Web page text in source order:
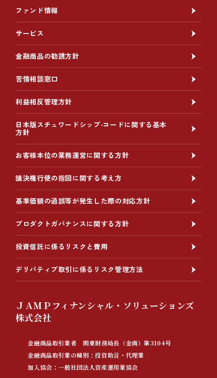
ファンド情報
サービス
金融商品の勧誘方針
苦情相談窓口
利益相反管理方針
日本版スチュワードシップ‧コードに関する基本
方針
お客様本位の業務運営に関する方針
議決権行使の指図に関する考え方
基準価額の過誤等が発生した際の対応方針
プロダクトガバナンスに関する方針
投資信託に係るリスクと費用
デリバティブ取引に係るリスク管理方法
ＪＡＭＰフィナンシャル・ソリューションズ
株式会社
金融商品取引業者 関東財務局長（金商）第3104号
金融商品取引業の種別：投資助言・代理業
加入協会：一般社団法人資産運用業協会